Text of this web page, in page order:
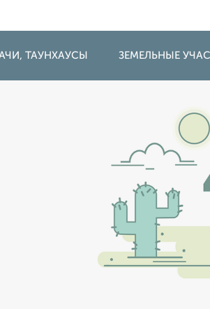
ТАУНХАУСЫ ЗЕМЕЛЬНЫЕ